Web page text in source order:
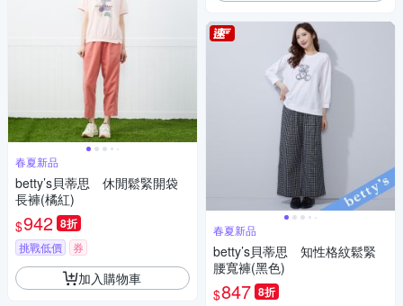
春夏新品
betty’s貝蒂思 休閒鬆緊開袋
長褲(橘紅)
$942 8折
挑戰低價 券
加入購物車
春夏新品
betty’s貝蒂思 知性格紋鬆緊
腰寬褲(黑色)
$847 8折